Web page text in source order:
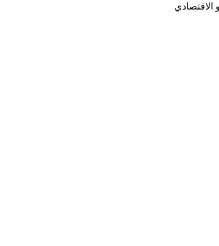
الاقتصادي